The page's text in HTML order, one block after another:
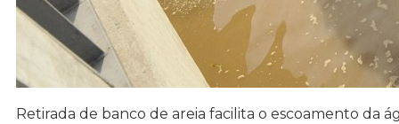
Retirada de banco de areia facilita o escoamento da